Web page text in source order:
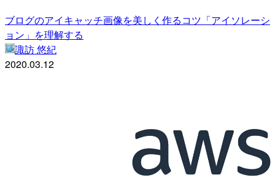
ブログのアイキャッチ画像を美しく作るコツ「アイソレーシ
ョン」を理解する
諏訪 悠紀
2020.03.12